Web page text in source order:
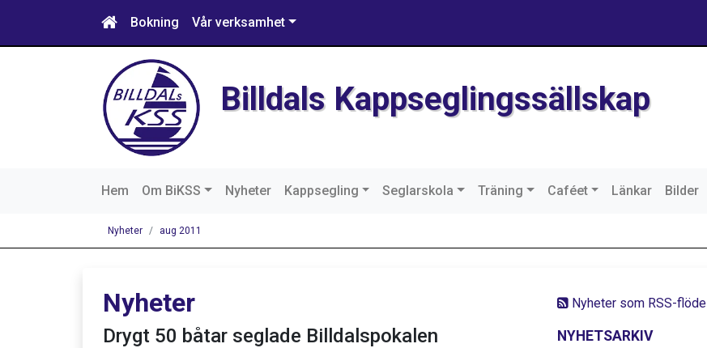
Bokning Vår verksamhet
Billdals Kappseglingssällskap
Hem Om BiKSS Nyheter Kappsegling Seglarskola Träning Caféet Länkar Bilder
Nyheter aug 2011
Nyheter som RSS-flöde
NYHETSARKIV
Nyheter
Drygt 50 båtar seglade Billdalspokalen